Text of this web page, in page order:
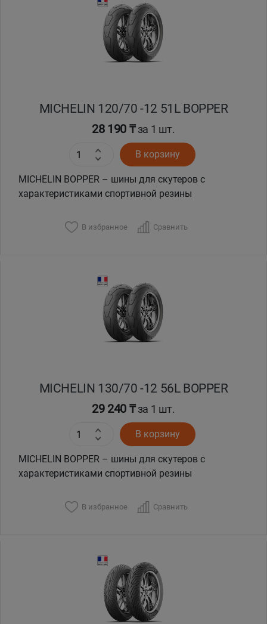
MICHELIN 120/70 -12 51L BOPPER
28 190 ₸за 1 шт.
В корзину
MICHELIN BOPPER – шины для скутеров с
характеристиками спортивной резины
В избранное Сравнить
MICHELIN 130/70 -12 56L BOPPER
29 240 ₸за 1 шт.
В корзину
MICHELIN BOPPER – шины для скутеров с
характеристиками спортивной резины
В избранное Сравнить
Павлодар
Семей
Экибастуз